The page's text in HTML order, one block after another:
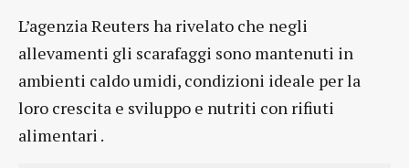
L’agenzia Reuters ha rivelato che negli
allevamenti gli scarafaggi sono mantenuti in
ambienti caldo umidi, condizioni ideale per la
loro crescita e sviluppo e nutriti con rifiuti
alimentari .